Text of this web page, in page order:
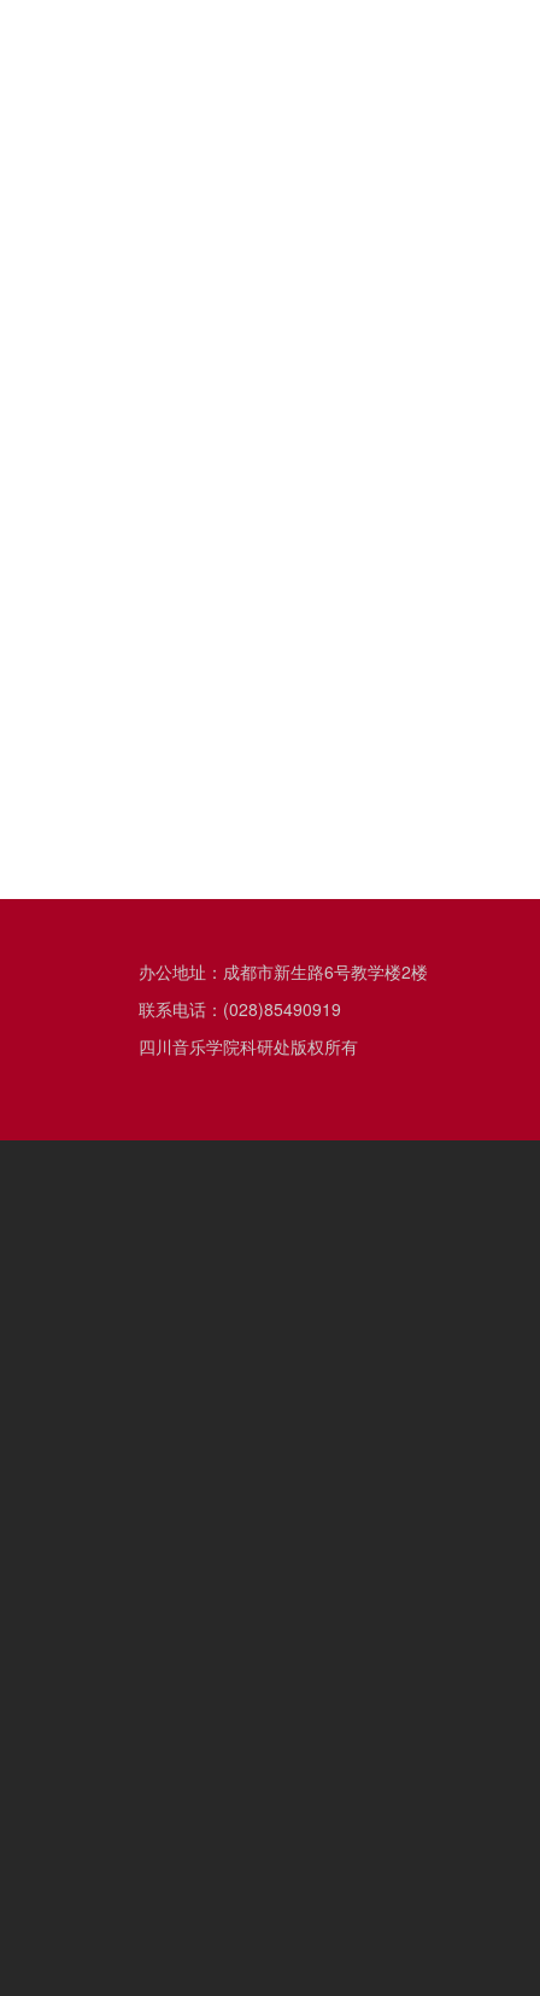
办公地址：成都市新生路6号教学楼2楼
联系电话：(028)85490919
四川音乐学院科研处版权所有